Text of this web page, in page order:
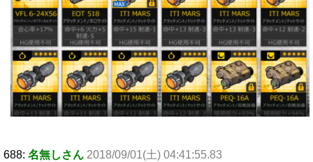
688: 名無しさん 2018/09/01(土) 04:41:55.83